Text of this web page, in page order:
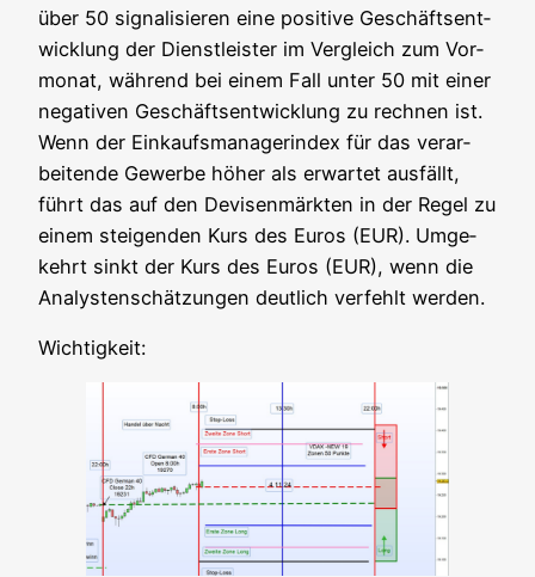
über 50 signa­li­sie­ren eine posi­ti­ve Geschäfts­ent­
wick­lung der Dienst­leis­ter im Ver­gleich zum Vor­
mo­nat, wäh­rend bei einem Fall unter 50 mit einer
nega­ti­ven Geschäfts­ent­wick­lung zu rech­nen ist.
Wenn der Ein­kaufs­ma­na­ger­index für das ver­ar­
bei­ten­de Gewer­be höher als erwar­tet aus­fällt,
führt das auf den Devi­sen­märk­ten in der Regel zu
einem stei­gen­den Kurs des Euros (EUR). Umge­
kehrt sinkt der Kurs des Euros (EUR), wenn die
Ana­lys­ten­schät­zun­gen deut­lich ver­fehlt werden.
Wich­tig­keit: